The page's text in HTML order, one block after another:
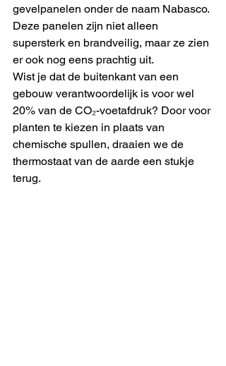
gevelpanelen onder de naam Nabasco.
Deze panelen zijn niet alleen
supersterk en brandveilig, maar ze zien
er ook nog eens prachtig uit.
Wist je dat de buitenkant van een
gebouw verantwoordelijk is voor wel
20% van de CO₂-voetafdruk? Door voor
planten te kiezen in plaats van
chemische spullen, draaien we de
thermostaat van de aarde een stukje
terug.